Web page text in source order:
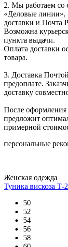
2. Мы работаем
«Деловые
доставки и Почта
Возможна
пункта выдачи.
Оплата доставки
товара.
3. Доставка
предоплате.
доставку
После оформления
предложит
примерной
персональные
Женская одежда
Туника вискоза Т-
50
52
54
56
58